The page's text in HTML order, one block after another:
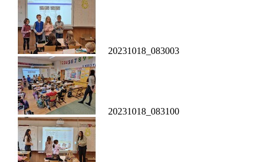
20231018_083003
20231018_083100